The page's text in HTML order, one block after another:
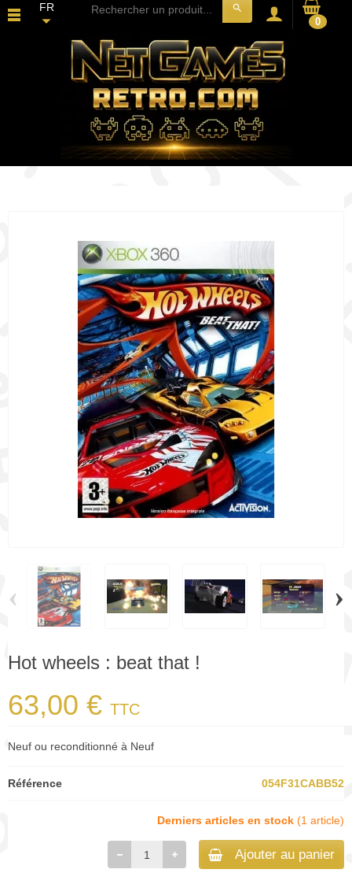
FR
search
0
‹ ›
Hot wheels : beat that !
63,00 € TTC
Neuf ou reconditionné à Neuf
Référence 054F31CABB52
Derniers articles en stock (1 article)
Ajouter au panier